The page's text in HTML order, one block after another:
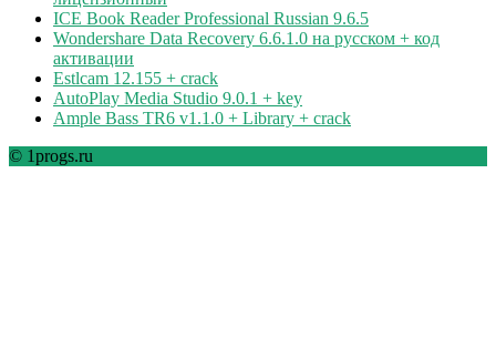
ICE Book Reader Professional Russian 9.6.5
Wondershare Data Recovery 6.6.1.0 на русском + код
активации
Estlcam 12.155 + crack
AutoPlay Media Studio 9.0.1 + key
Ample Bass TR6 v1.1.0 + Library + crack
© 1progs.ru